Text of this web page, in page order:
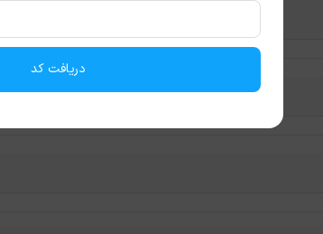
دریافت کد